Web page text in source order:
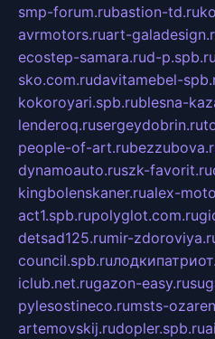
smp-forum.rubastion-td.ru
avrmotors.ruart-
ecostep-samara.rud-p.spb.ru
sko.com.rudavitamebel-
kokoroyari.spb.rublesna-
lenderoq.rusergeydobrin.ru
people-of-art.ru
dynamoauto.ruszk-favorit.ru
kingbolenskaner.rualex-
act1.spb.rupolyglot.com.ru
detsad125.rumir-
council.spb.ru
iclub.net.rugazon-easy.ru
pylesostineco.rumsts-
artemovskij.rudopler.spb.ru